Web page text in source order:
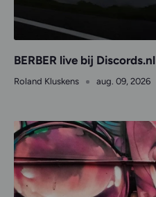
BERBER live bij
Roland Kluskens aug. 09, 2026